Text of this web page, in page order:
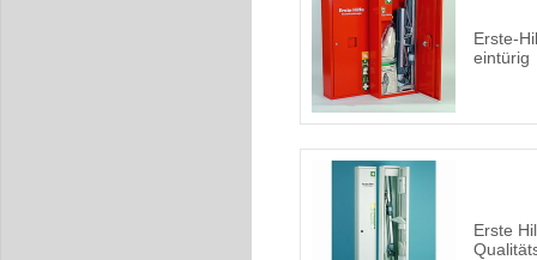
Erste-
eintürig
Erste